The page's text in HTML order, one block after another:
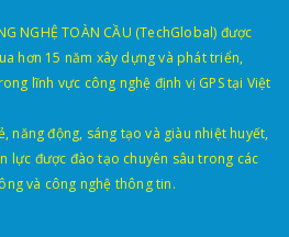
NGHỆ TOÀN CẦU (TechGlobal) được
hơn 15 năm xây dựng và phát triển,
lĩnh vực công nghệ định vị GPS tại Việt
năng động, sáng tạo và giàu nhiệt huyết,
lực được đào tạo chuyên sâu trong các
và công nghệ thông tin.